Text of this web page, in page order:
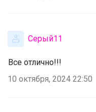
Серый11
Все отлично!!!
10 октября, 2024 22:50